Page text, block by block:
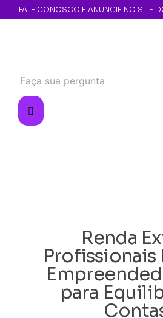
FALE CONOSCO E ANUNCIE NO SITE
Renda
Profissionais
para